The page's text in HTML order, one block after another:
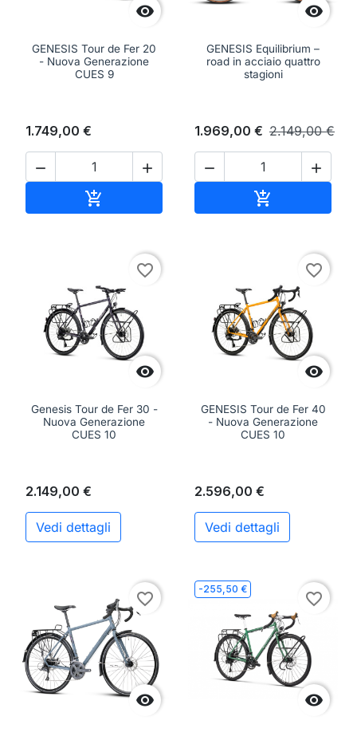

GENESIS Tour de Fer 20
- Nuova Generazione
CUES 9
1.749,00 €
 


GENESIS Equilibrium –
road in acciaio quattro
stagioni
1.969,00 € 2.149,00 €
 


favorite_border
Genesis Tour de Fer 30 -
Nuova Generazione
CUES 10
2.149,00 €
Vedi dettagli

favorite_border
GENESIS Tour de Fer 40
- Nuova Generazione
CUES 10
2.596,00 €
Vedi dettagli

favorite_border
-255,50 €

favorite_border